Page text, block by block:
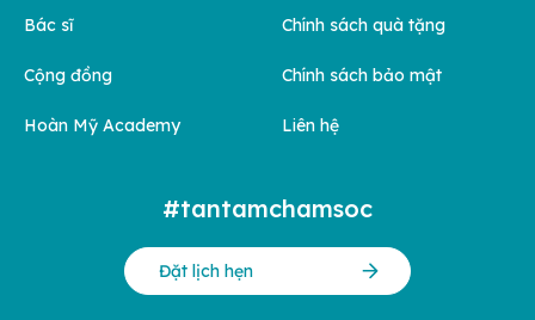
Bác sĩ
Cộng đồng
Hoàn Mỹ Academy
Chính sách quà tặng
Chính sách bảo mật
Liên hệ
#tantamchamsoc
Đặt lịch hẹn